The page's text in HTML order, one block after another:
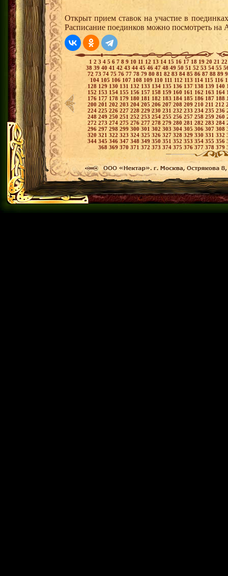
Открыт прием ставок на участие в
Расписание поединков можно посмотреть на
1 2 3 4 5 6 7 8 9 10 11 12 13 14 15 16 17 18 19 20 21
38 39 40 41 42 43 44 45 46 47 48 49 50 51 52 53 54 55
72 73 74 75 76 77 78 79 80 81 82 83 84 85 86 87 88 89
104 105 106 107 108 109 110 111 112 113 114 115 116
128 129 130 131 132 133 134 135 136 137138 139 140
152 153 154 155 156 157 158 159 160 161 162 163 164
176 177 178 179 180 181 182 183 184 185 186 187 188
200 201 202 203 204 205 206 207 208 209 210 211 212
224 225 226 227 228 229230 231 232 233 234 235 236
248 249 250 251 252 253 254 255 256 257 258 259 260
272 273 274 275 276 277 278 279 280 281 282 283 284
296 297 298 299 300 301 302 303 304 305 306 307 308
320 321 322 323 324 325 326 327 328 329 330 331 332
344 345 346 347 348 349 350 351 352 353 354 355 356
368 369 370 371 372 373 374 375 376377 378 379